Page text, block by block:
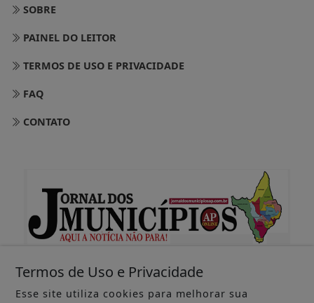
SOBRE
PAINEL DO LEITOR
TERMOS DE USO E PRIVACIDADE
FAQ
CONTATO
Termos de Uso e Privacidade
Esse site utiliza cookies para melhorar sua